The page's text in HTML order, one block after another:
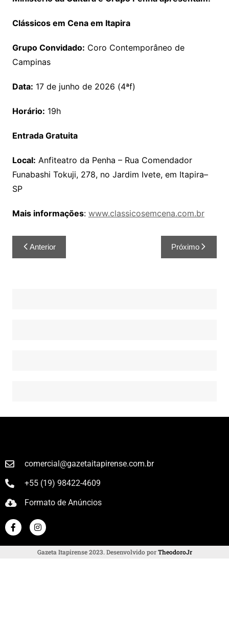
Clássicos em Cena em Itapira
Grupo Convidado: Coro Contemporâneo de
Campinas
Data: 17 de junho de 2026 (4ªf)
Horário: 19h
Entrada Gratuita
Local: Anfiteatro da Penha – Rua Comendador
Funabashi Tokuji, 278, no Jardim Ivete, em Itapira–
SP
Mais informações: www.classicosemcena.com.br
Anterior Próximo
comercial@gazetaitapirense.com.br
+55 (19) 98422-4609
Formato de Anúncios
Gazeta Itapirense 2023. Desenvolvido porTheodoroJr